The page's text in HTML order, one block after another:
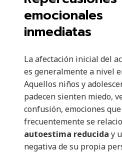
emocionales
inmediatas
La afectación inicial del
es generalmente a nivel
Aquellos niños y
padecen sienten miedo,
confusión, emociones que
frecuentemente se
autoestima reducida y
negativa de su propia